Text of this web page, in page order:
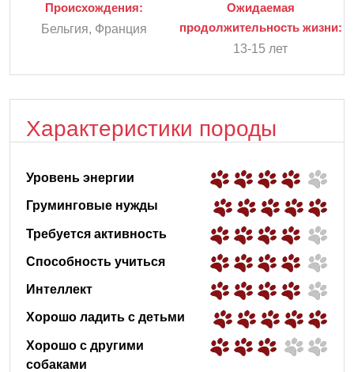
Происхождения:
Бельгия, Франция
Ожидаемая
продолжительность жизни:
13-15 лет
Характеристики породы
Уровень энергии
Груминговые нужды
Требуется активность
Способность учиться
Интеллект
Хорошо ладить с детьми
Хорошо с другими
собаками